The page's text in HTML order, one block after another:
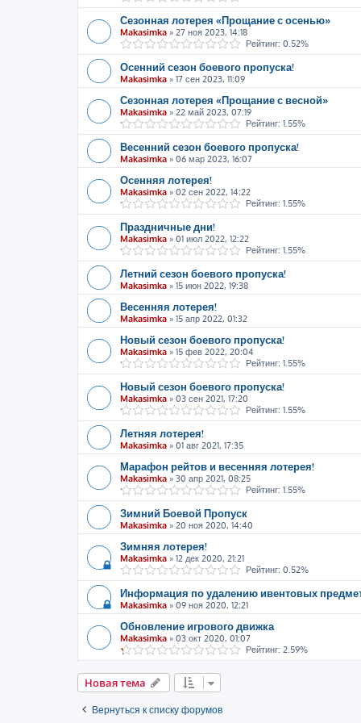
Сезонная лотерея «Прощание с осенью»
Makasimka » 27 ноя 2023, 14:18
Рейтинг: 0.52%
Осенний сезон боевого пропуска!
Makasimka » 17 сен 2023, 11:09
Сезонная лотерея «Прощание с весной»
Makasimka » 22 май 2023, 07:19
Рейтинг: 1.55%
Весенний сезон боевого пропуска!
Makasimka » 06 мар 2023, 16:07
Осенняя лотерея!
Makasimka » 02 сен 2022, 14:22
Рейтинг: 1.55%
Праздничные дни!
Makasimka » 01 июл 2022, 12:22
Рейтинг: 1.55%
Летний сезон боевого пропуска!
Makasimka » 15 июн 2022, 19:38
Весенняя лотерея!
Makasimka » 15 апр 2022, 01:32
Новый сезон боевого пропуска!
Makasimka » 15 фев 2022, 20:04
Рейтинг: 1.55%
Новый сезон боевого пропуска!
Makasimka » 03 сен 2021, 17:20
Рейтинг: 1.55%
Летняя лотерея!
Makasimka » 01 авг 2021, 17:35
Марафон рейтов и весенняя лотерея!
Makasimka » 30 апр 2021, 08:25
Рейтинг: 1.55%
Зимний Боевой Пропуск
Makasimka » 20 ноя 2020, 14:40
Зимняя лотерея!
Makasimka » 12 дек 2020, 21:21
Рейтинг: 0.52%
Информация по удалению ивентовых
Makasimka » 09 ноя 2020, 12:21
Обновление игрового движка
Makasimka » 03 окт 2020, 01:07
Рейтинг: 2.59%
Новая тема
Вернуться к списку форумов